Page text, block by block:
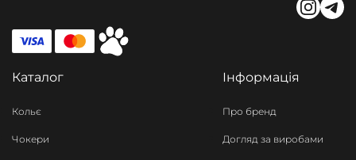
Каталог
Кольє
Чокери
Інформація
Про бренд
Догляд за виробами